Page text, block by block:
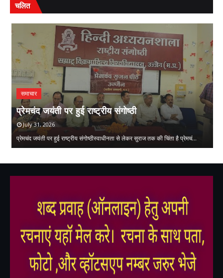
चलित
समाचार
प्रेमचंद जयंती पर हुई राष्ट्रीय संगोष्ठी
July 31, 2026
प्रेमचंद जयंती पर हुई राष्ट्रीय संगोष्ठीस्वाधीनता से लेकर सुराज तक की चिंता है प्रेमचं…